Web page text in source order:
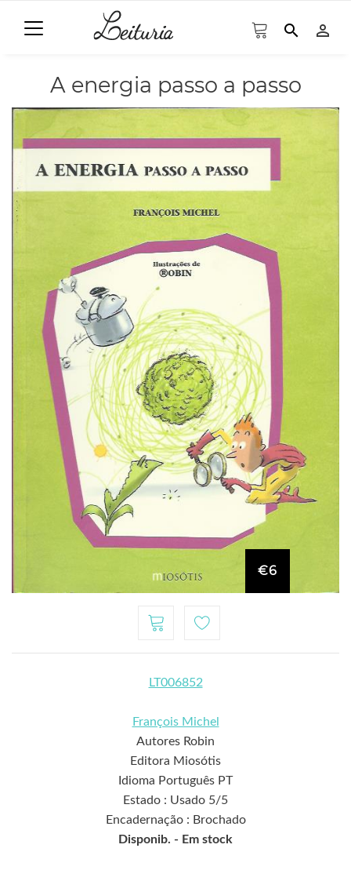
search person_outline
A energia passo a passo
€6
LT006852
François Michel
Autores Robin
Editora Miosótis
Idioma Português PT
Estado : Usado 5/5
Encadernação : Brochado
Disponib. - Em stock